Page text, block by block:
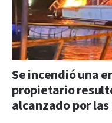
Se incendió una
propietario
alcanzado por